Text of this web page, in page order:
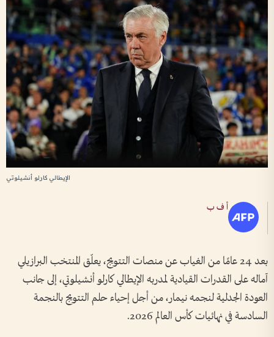
الإيطالي كارلو أنشيلوتي
أ ف ب
بعد 24 عامًا من الغياب عن منصات التتويج، يعلّق المنتخب البرازيلي
آماله على القدرات القيادية لمدربه الإيطالي كارلو أنشيلوتي، إلى جانب
العودة الجدلية لنجمه نيمار، من أجل إحياء حلم التتويج بالنجمة
السادسة في نهائيات كأس العالم 2026.